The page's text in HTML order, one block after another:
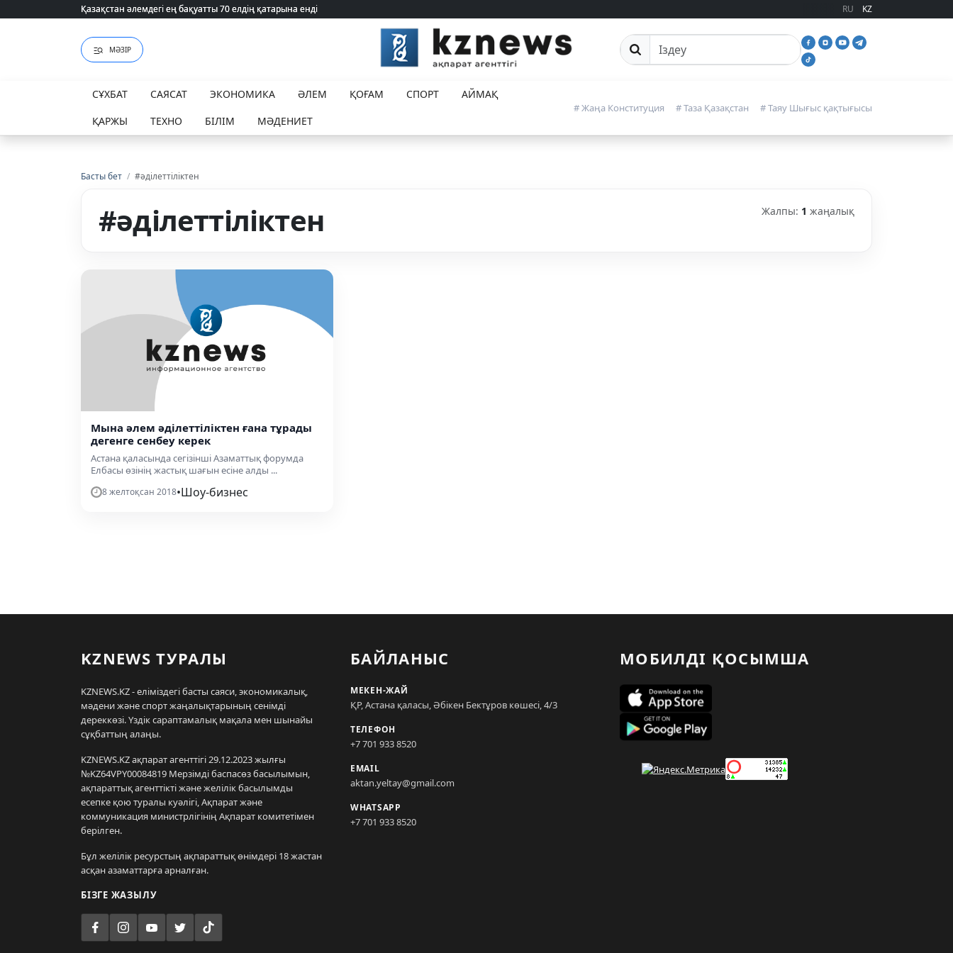
Қазақстан әлемдегі ең бақуатты 70 елдің қатарына енді
Қазақстан әлемдегі ең бақуатты 70 елдің қатарына енді RU KZ
МӘЗІР Сайттан іздеу
СҰХБАТ САЯСАТ ЭКОНОМИКА ӘЛЕМ ҚОҒАМ СПОРТ
АЙМАҚ
ҚАРЖЫ
ТЕХНО БІЛІМ МӘДЕНИЕТ
# Жаңа Конституция # Таза Қазақстан # Таяу Шығыс қақтығысы
Басты бет / #әділеттіліктен
#әділеттіліктен Жалпы: 1 жаңалық
Мына әлем әділеттіліктен ғана тұрады
дегенге сенбеу керек
Астана қаласында сегізінші Азаматтық форумда
Елбасы өзінің жастық шағын есіне алды ...
8 желтоқсан 2018•Шоу-бизнес
KZNEWS ТУРАЛЫ
KZNEWS.KZ - еліміздегі басты саяси, экономикалық,
мәдени және спорт жаңалықтарының сенімді
дереккөзі. Үздік сараптамалық мақала мен шынайы
сұқбаттың алаңы.
KZNEWS.KZ ақпарат агенттігі 29.12.2023 жылғы
№KZ64VPY00084819 Мерзімді баспасөз басылымын,
ақпараттық агенттікті және желілік басылымды
есепке қою туралы куәлігі, Ақпарат және
коммуникация министрлігінің Ақпарат комитетімен
берілген.
Бұл желілік ресурстың ақпараттық өнімдері 18 жастан
асқан азаматтарға арналған.
БІЗГЕ ЖАЗЫЛУ
БАЙЛАНЫС
МЕКЕН-ЖАЙ
ҚР, Астана қаласы, Әбікен Бектұров көшесі, 4/3
ТЕЛЕФОН
+7 701 933 8520
EMAIL
aktan.yeltay@gmail.com
WHATSAPP
+7 701 933 8520
МОБИЛДІ ҚОСЫМША